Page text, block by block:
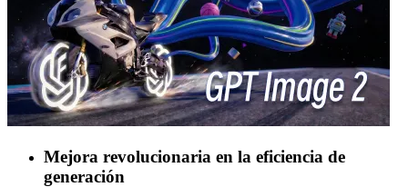
Mejora revolucionaria en la eficiencia de
generación